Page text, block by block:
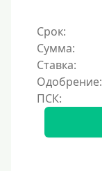
Срок:
Сумма:
Ставка:
Одобрение: